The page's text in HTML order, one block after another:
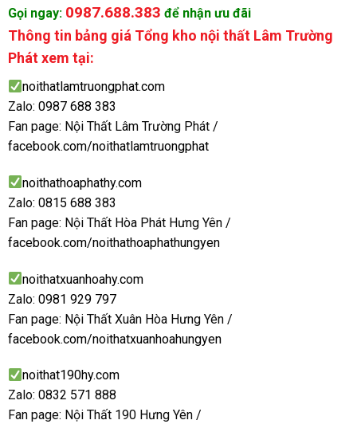
Gọi ngay: 0987.688.383 để nhận ưu đãi
Thông tin bảng giá Tổng kho nội thất Lâm Trường
Phát xem tại:
noithatlamtruongphat.com
Zalo: 0987 688 383
Fan page: Nội Thất Lâm Trường Phát /
facebook.com/noithatlamtruongphat
noithathoaphathy.com
Zalo: 0815 688 383
Fan page: Nội Thất Hòa Phát Hưng Yên /
facebook.com/noithathoaphathungyen
noithatxuanhoahy.com
Zalo: 0981 929 797
Fan page: Nội Thất Xuân Hòa Hưng Yên /
facebook.com/noithatxuanhoahungyen
noithat190hy.com
Zalo: 0832 571 888
Fan page: Nội Thất 190 Hưng Yên /